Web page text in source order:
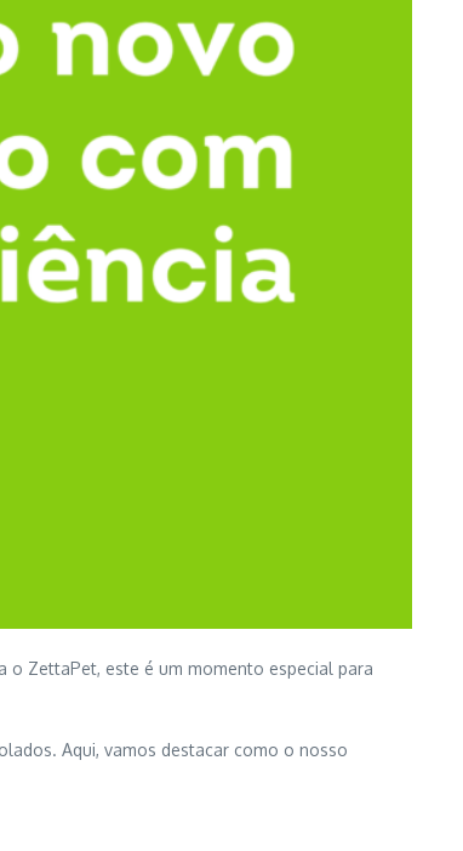
o ZettaPet, este é um momento especial para
Aqui, vamos destacar como o nosso